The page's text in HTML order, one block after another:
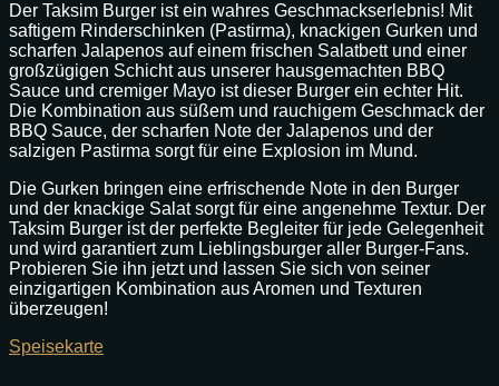
Der Taksim Burger ist ein wahres Geschmackserlebnis! Mit
saftigem Rinderschinken (Pastirma), knackigen Gurken und
scharfen Jalapenos auf einem frischen Salatbett und einer
großzügigen Schicht aus unserer hausgemachten BBQ
Sauce und cremiger Mayo ist dieser Burger ein echter Hit.
Die Kombination aus süßem und rauchigem Geschmack der
BBQ Sauce, der scharfen Note der Jalapenos und der
salzigen Pastirma sorgt für eine Explosion im Mund.
Die Gurken bringen eine erfrischende Note in den Burger
und der knackige Salat sorgt für eine angenehme Textur. Der
Taksim Burger ist der perfekte Begleiter für jede Gelegenheit
und wird garantiert zum Lieblingsburger aller Burger-Fans.
Probieren Sie ihn jetzt und lassen Sie sich von seiner
einzigartigen Kombination aus Aromen und Texturen
überzeugen!
Speisekarte